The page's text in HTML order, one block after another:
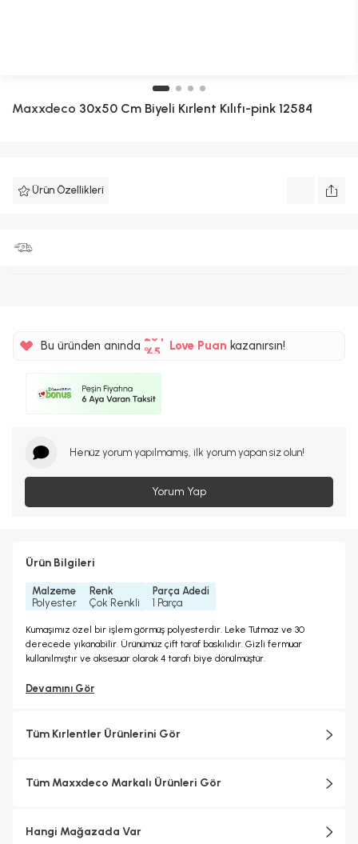
Maxxdeco 30x50 Cm Biyeli Kırlent Kılıfı-pink 12584
Ürün Özellikleri
Bu üründen anında %5Love Puankazanırsın!
Henüz yorum yapılmamış, ilk yorum yapan siz olun!
Yorum Yap
Ürün Bilgileri
Malzeme
Polyester
Renk
Çok Renkli
Parça Adedi
1 Parça
Kumaşımız özel bir işlem görmüş polyesterdir. Leke Tutmaz ve 30
derecede yıkanabilir. Ürünümüz çift taraf baskılıdır. Gizli fermuar
kullanılmıştır ve aksesuar olarak 4 tarafı biye dönülmüştür.
Devamını Gör
Tüm Kırlentler Ürünlerini Gör
Tüm Maxxdeco Markalı Ürünleri Gör
Hangi Mağazada Var